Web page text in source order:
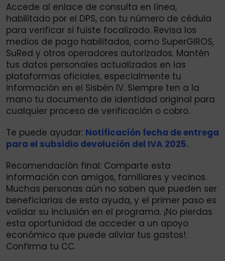
Accede al enlace de consulta en línea,
habilitado por el DPS, con tu número de cédula
para verificar si fuiste focalizado. Revisa los
medios de pago habilitados, como SuperGIROS,
SuRed y otros operadores autorizados. Mantén
tus datos personales actualizados en las
plataformas oficiales, especialmente tu
información en el Sisbén IV. Siempre ten a la
mano tu documento de identidad original para
cualquier proceso de verificación o cobro.
Te puede ayudar: Notificación fecha de entrega
para el subsidio devolución del IVA 2025.
Recomendación final: Comparte esta
información con amigos, familiares y vecinos.
Muchas personas aún no saben que pueden ser
beneficiarias de esta ayuda, y el primer paso es
validar su inclusión en el programa. ¡No pierdas
esta oportunidad de acceder a un apoyo
económico que puede aliviar tus gastos!.
Confirma tu CC.